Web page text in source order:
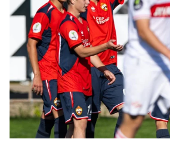
ЮФЛ: Московское дерби на «Октябре»
3 АВГУСТА 2026 14:15